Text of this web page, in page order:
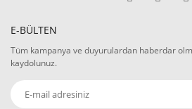
E-BÜLTEN
Tüm kampanya ve duyurulardan haberdar
kaydolunuz.